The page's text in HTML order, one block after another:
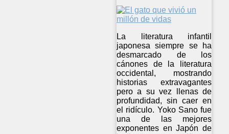
La literatura infantil
japonesa siempre se ha
desmarcado de los
cánones de la literatura
occidental, mostrando
historias extravagantes
pero a su vez llenas de
profundidad, sin caer en
el ridículo. Yoko Sano fue
una de las mejores
exponentes en Japón de